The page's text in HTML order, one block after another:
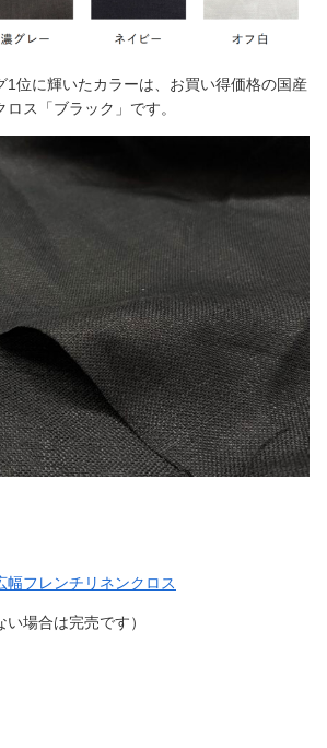
1位に輝いたカラーは、お買い得価格の国産
ス「ブラック」です。
幅フレンチリネンクロス
い場合は完売です）